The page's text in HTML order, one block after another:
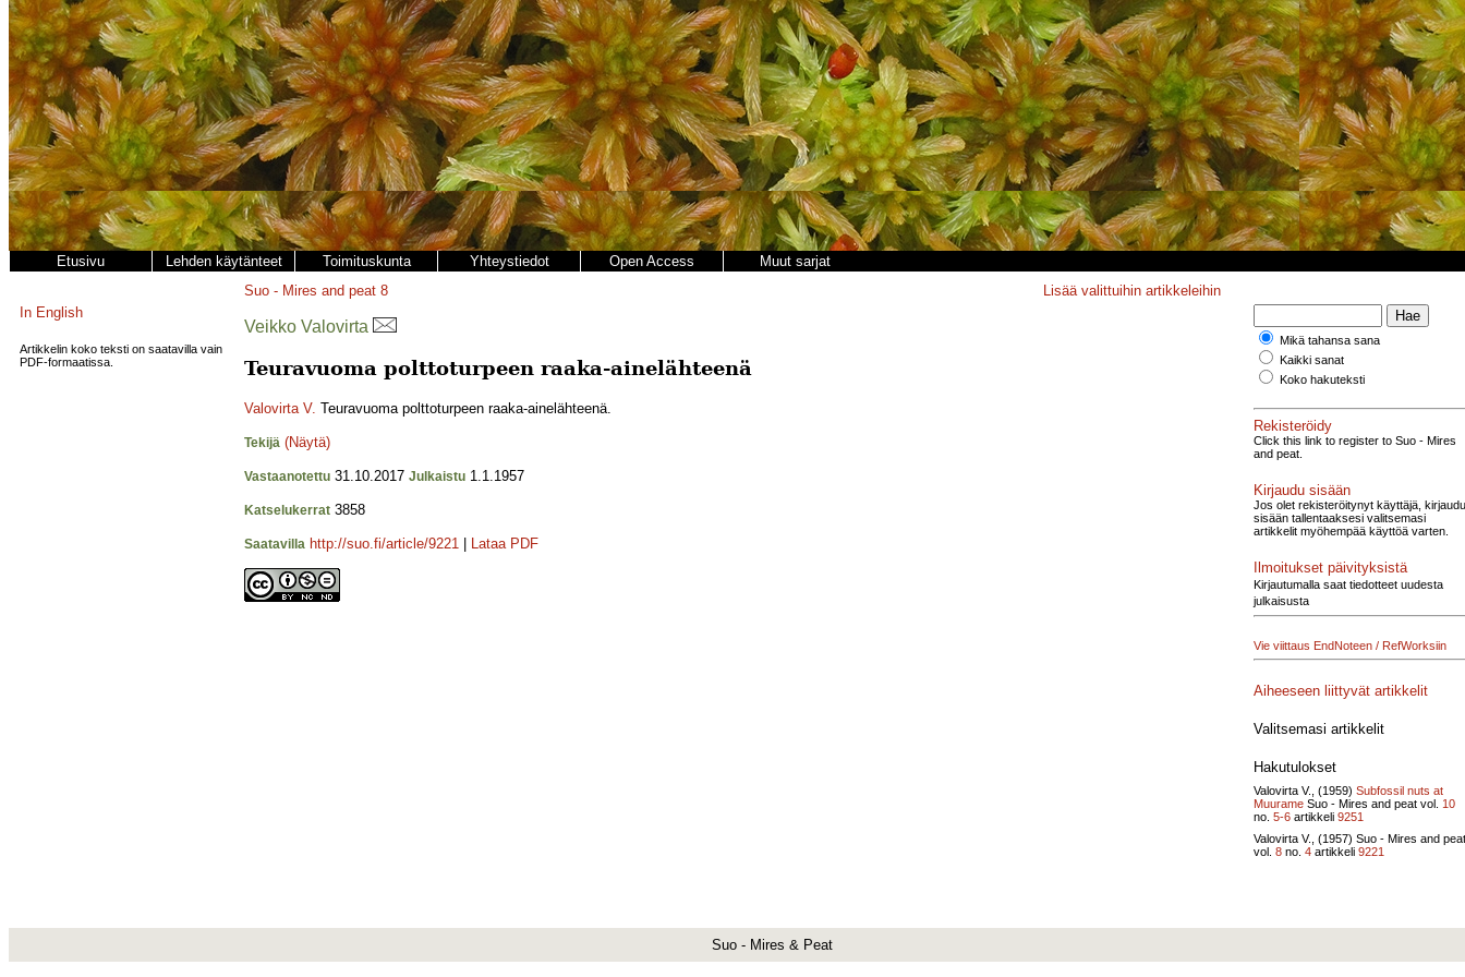
Etusivu Lehden käytänteet Toimituskunta Yhteystiedot Open Access Muut sarjat
In English
Artikkelin koko teksti on saatavilla vain
PDF-formaatissa.
Suo - Mires and peat 8 Lisää valittuihin artikkeleihin
Veikko Valovirta
Teuravuoma polttoturpeen raaka-ainelähteenä
Valovirta V. Teuravuoma polttoturpeen raaka-ainelähteenä.
Tekijä (Näytä)
Vastaanotettu 31.10.2017 Julkaistu 1.1.1957
Katselukerrat 3858
Saatavilla http://suo.fi/article/9221 Lataa PDF
Mikä tahansa sana
Kaikki sanat
Koko hakuteksti
Rekisteröidy
Click this link to register to Suo - Mires
and peat.
Kirjaudu sisään
Jos olet rekisteröitynyt käyttäjä, kirjaudu
sisään tallentaaksesi valitsemasi
artikkelit myöhempää käyttöä varten.
Ilmoitukset päivityksistä
Kirjautumalla saat tiedotteet uudesta
julkaisusta
Vie viittaus EndNoteen / RefWorksiin
Aiheeseen liittyvät artikkelit
Valitsemasi artikkelit
Hakutulokset
Valovirta V., (1959) Subfossil nuts at
Muurame Suo - Mires and peat vol. 10
no. 5-6 artikkeli 9251
Valovirta V., (1957) Suo - Mires and peat
vol. 8 no. 4 artikkeli 9221
Suo - Mires & Peat